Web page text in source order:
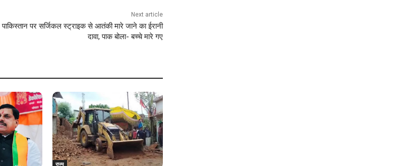
Next article
पाकिस्तान पर सर्जिकल स्ट्राइक से आतंकी मारे जाने का ईरानी
दावा, पाक बोला- बच्चे मारे गए
राज्य